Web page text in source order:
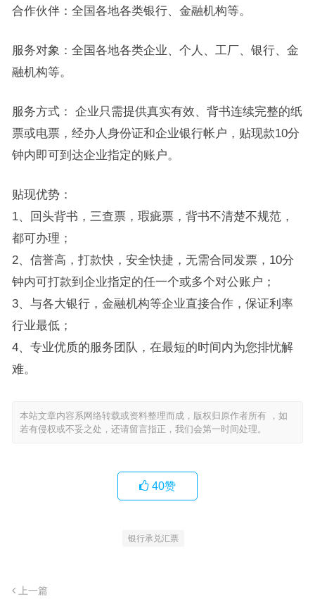
合作伙伴：全国各地各类银行、金融机构等。
服务对象：全国各地各类企业、个人、工厂、银行、金
融机构等。
服务方式： 企业只需提供真实有效、背书连续完整的纸
票或电票，经办人身份证和企业银行帐户，贴现款10分
钟内即可到达企业指定的账户。
贴现优势：
1、回头背书，三查票，瑕疵票，背书不清楚不规范，
都可办理；
2、信誉高，打款快，安全快捷，无需合同发票，10分
钟内可打款到企业指定的任一个或多个对公账户；
3、与各大银行，金融机构等企业直接合作，保证利率
行业最低；
4、专业优质的服务团队，在最短的时间内为您排忧解
难。
本站文章内容系网络转载或资料整理而成，版权归原作者所有 ，如
若有侵权或不妥之处，还请留言指正，我们会第一时间处理。
40赞
银行承兑汇票
上一篇